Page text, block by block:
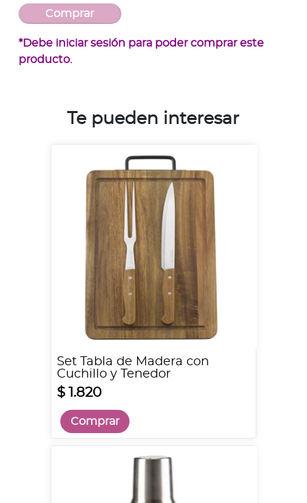
*Debe iniciar sesión para poder comprar este
producto.
Te pueden interesar
Set Tabla de Madera con
Cuchillo y Tenedor
$ 1.820
Comprar